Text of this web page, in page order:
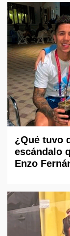
¿Qué tuvo
escándalo
Enzo